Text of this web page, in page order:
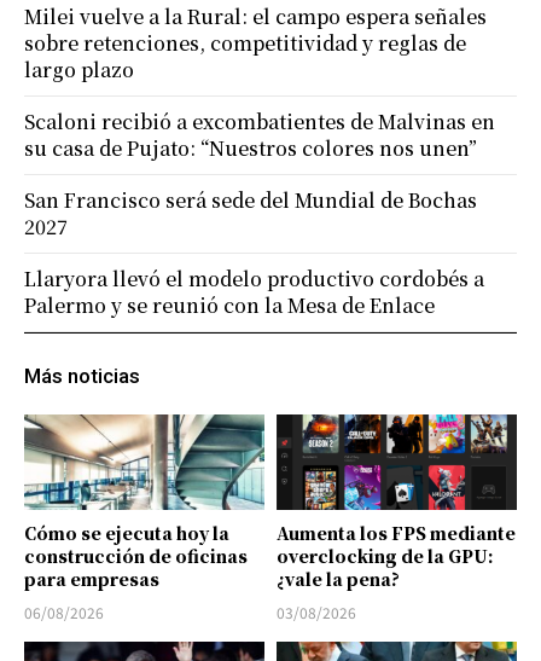
Más noticias
Cómo se ejecuta hoy la
construcción de oficinas
para empresas
06/08/2026
Aumenta los FPS mediante
overclocking de la GPU:
¿vale la pena?
03/08/2026
Milei vuelve a la Rural: el campo espera señales
sobre retenciones, competitividad y reglas de
largo plazo
Scaloni recibió a excombatientes de Malvinas en
su casa de Pujato: “Nuestros colores nos unen”
San Francisco será sede del Mundial de Bochas
2027
Llaryora llevó el modelo productivo cordobés a
Palermo y se reunió con la Mesa de Enlace